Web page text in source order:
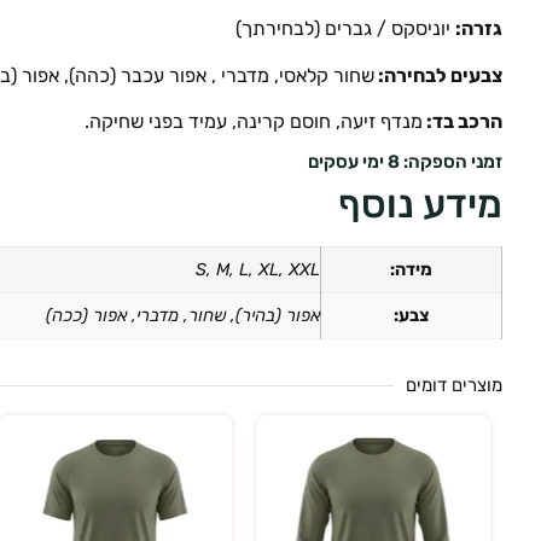
גזרה: יוניסקס / גברים (לבחירתך)
צבעים לבחירה: שחור קלאסי, מדברי , אפור עכבר (כהה), אפור
הרכב בד: מנדף זיעה, חוסם קרינה, עמיד בפני שחיקה.
זמני הספקה: 8 ימי עסקים
מידע נוסף
מידה: S, M, L, XL, XXL
צבע: אפור (בהיר), שחור, מדברי, אפור (ככה)
מוצרים דומים